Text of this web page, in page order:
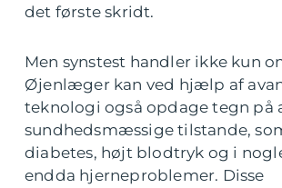
det første skridt.
Men synstest handler ikke kun
Øjenlæger kan ved hjælp af
teknologi også opdage tegn på
sundhedsmæssige tilstande,
diabetes, højt blodtryk og i
endda hjerneproblemer. Disse